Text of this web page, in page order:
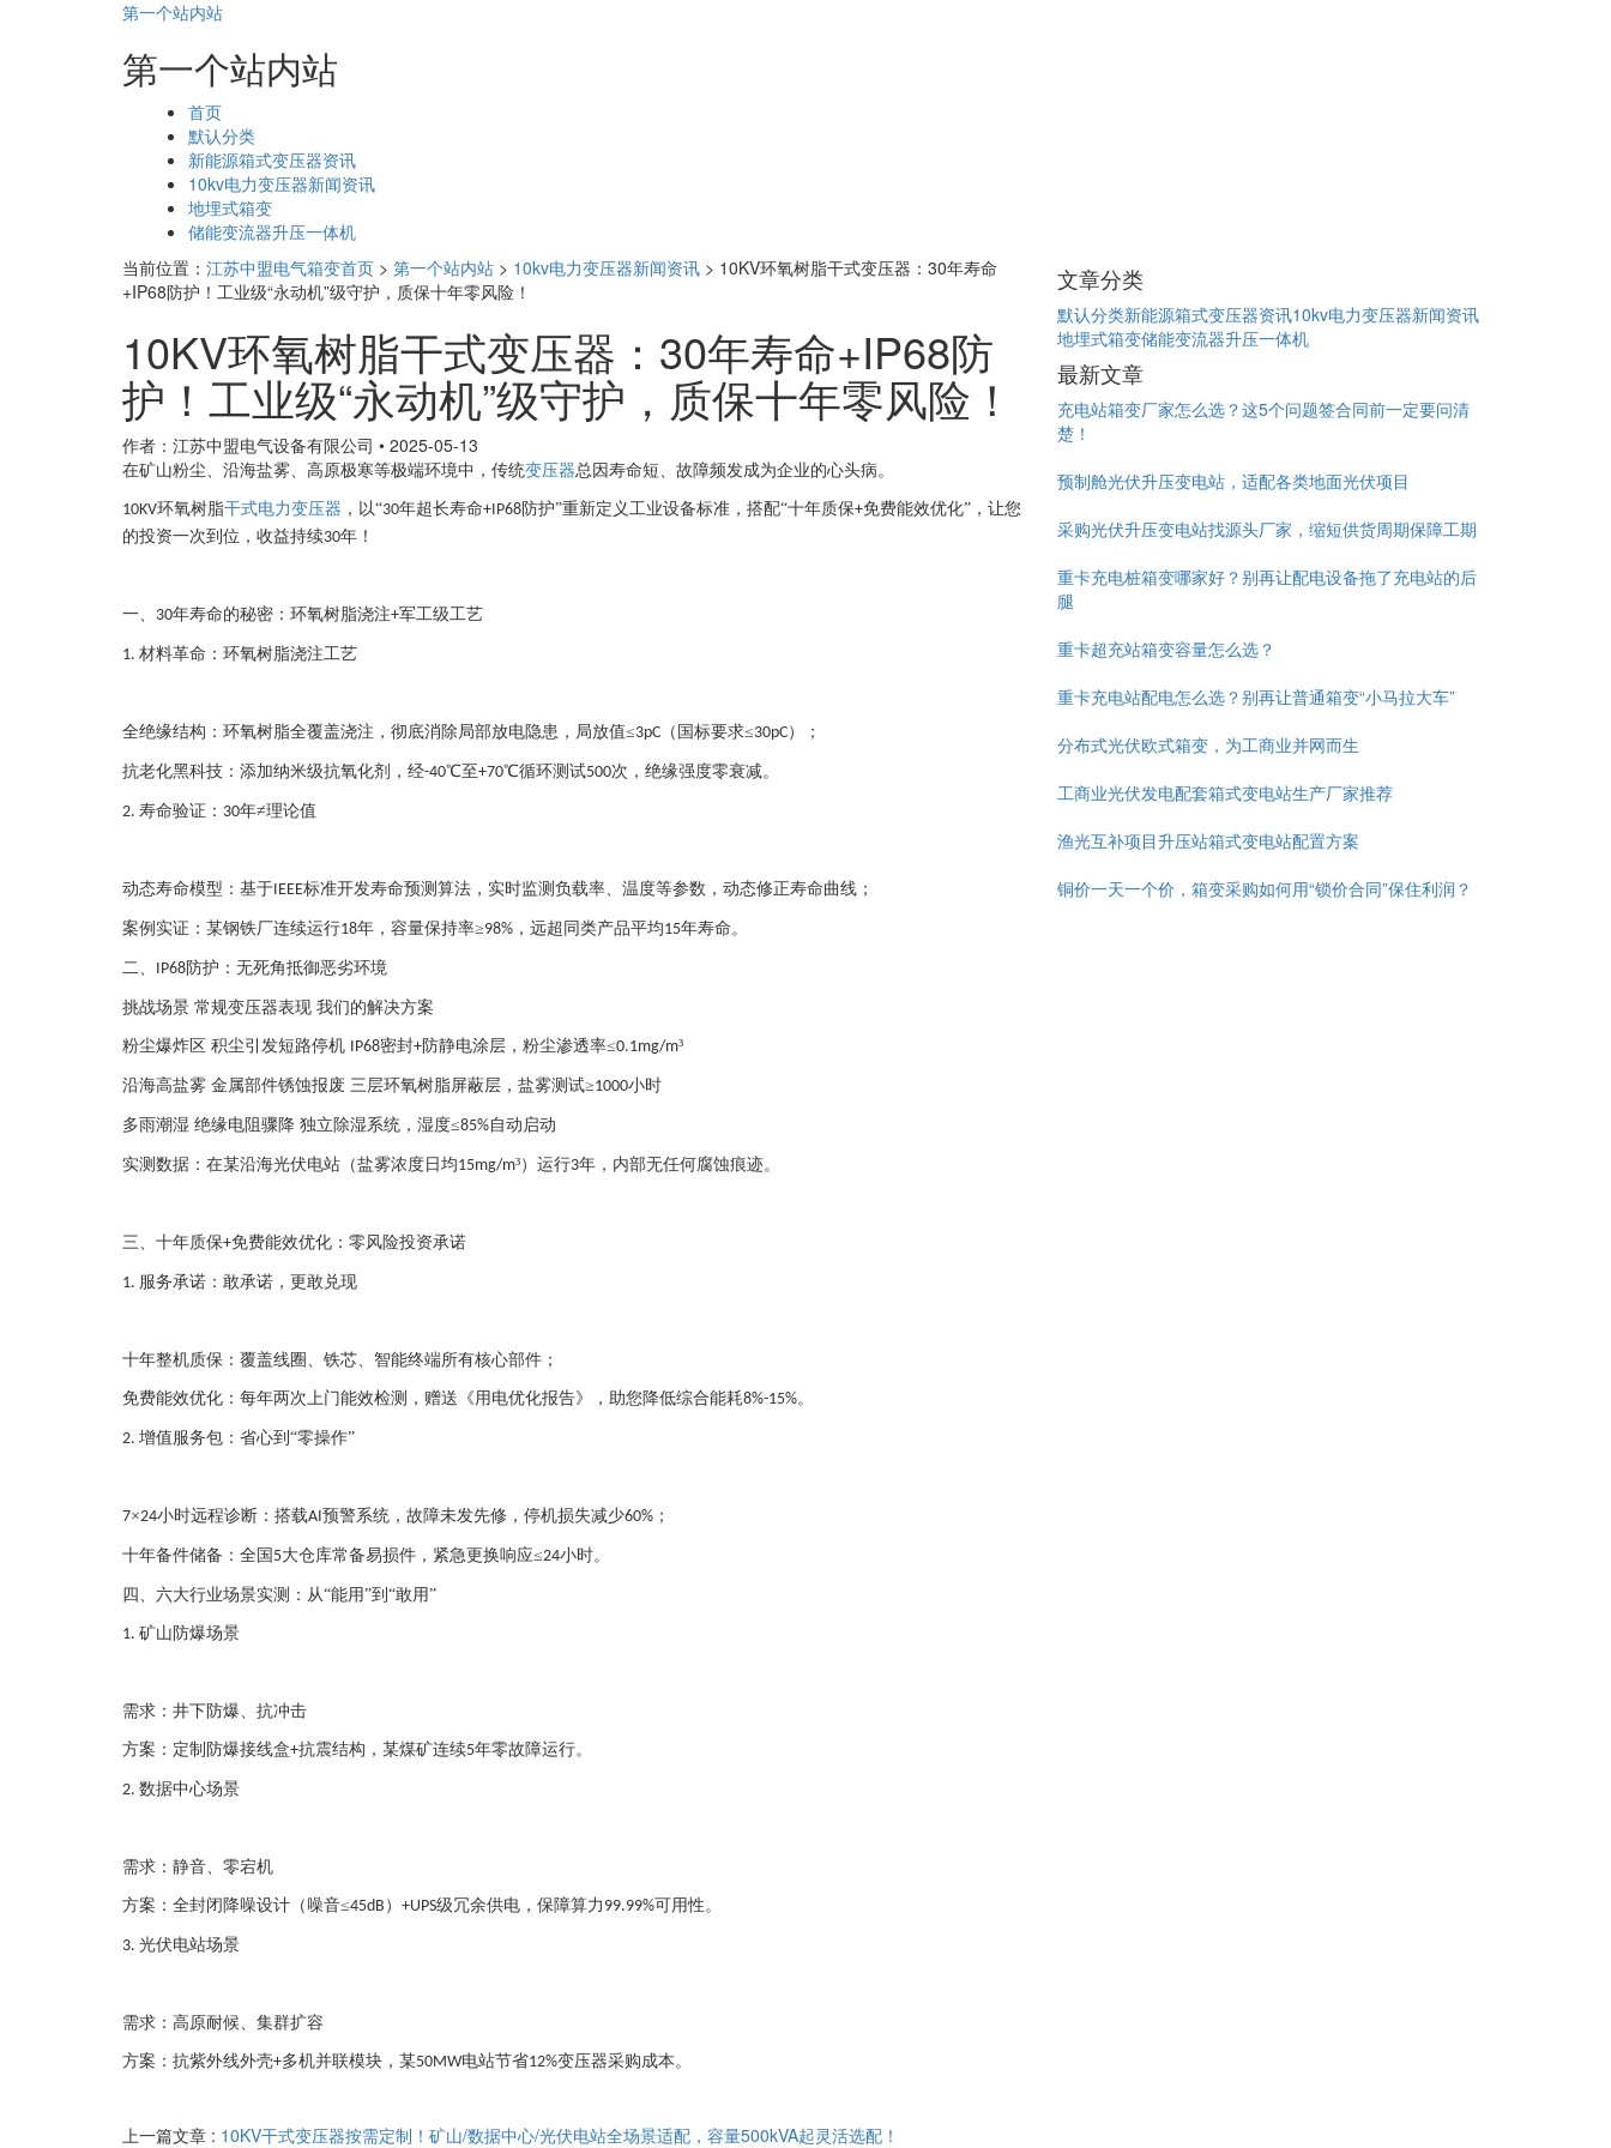
第一个站内站
第一个站内站
首页
默认分类
新能源箱式变压器资讯
10kv电力变压器新闻资讯
地埋式箱变
储能变流器升压一体机
当前位置： 江苏中盟电气箱变首页 > 第一个站内站 > 10kv电力变压器新闻资讯 > 10KV环氧树脂干式变压器：30年寿命
+IP68防护！工业级“永动机”级守护，质保十年零风险！​
10KV环氧树脂干式变压器：30年寿命+IP68防
护！工业级“永动机”级守护，质保十年零风险！​
作者：江苏中盟电气设备有限公司 • 2025-05-13
在矿山粉尘、沿海盐雾、高原极寒等极端环境中，传统变压器总因寿命短、故障频发成为企业的心头病。
10KV环氧树脂干式电力变压器 ，以“30年超长寿命+IP68防护”重新定义工业设备标准，搭配“十年质保+免费能效优化”，让您
的投资一次到位，收益持续30年！
一、 30年寿命的秘密：环氧树脂浇注+军工级工艺
1. 材料革命：环氧树脂浇注工艺
全绝缘结构：环氧树脂全覆盖浇注，彻底消除局部放电隐患，局放值≤3pC （国标要求≤30pC）；
抗老化黑科技：添加纳米级抗氧化剂，经-40℃至+70℃循环测试500次，绝缘强度零衰减。
2. 寿命验证： 30年≠理论值
动态寿命模型：基于IEEE标准开发寿命预测算法，实时监测负载率、温度等参数，动态修正寿命曲线；
案例实证：某钢铁厂连续运行18年，容量保持率≥98% ，远超同类产品平均15年寿命。
二、 IP68防护：无死角抵御恶劣环境
挑战场景 常规变压器表现 我们的解决方案
粉尘爆炸区 积尘引发短路停机 IP68密封+防静电涂层，粉尘渗透率≤0.1mg/m³
沿海高盐雾 金属部件锈蚀报废 三层环氧树脂屏蔽层，盐雾测试≥1000小时
多雨潮湿 绝缘电阻骤降 独立除湿系统，湿度≤85%自动启动
实测数据：在某沿海光伏电站（盐雾浓度日均15mg/m³）运行3年，内部无任何腐蚀痕迹。
三、十年质保+免费能效优化：零风险投资承诺
1. 服务承诺：敢承诺，更敢兑现
十年整机质保：覆盖线圈、铁芯、智能终端所有核心部件；
免费能效优化：每年两次上门能效检测，赠送《用电优化报告》，助您降低综合能耗8%-15%。
2. 增值服务包：省心到“零操作”
7×24小时远程诊断：搭载AI预警系统，故障未发先修，停机损失减少60% ；
十年备件储备：全国 5大仓库常备易损件，紧急更换响应≤24小时。
四、六大行业场景实测：从“能用”到“敢用”
1. 矿山防爆场景
需求：井下防爆、抗冲击
方案：定制防爆接线盒+抗震结构，某煤矿连续5年零故障运行。
2. 数据中心场景
需求：静音、零宕机
方案：全封闭降噪设计（噪音≤45dB ） +UPS级冗余供电，保障算力 99.99%可用性。
3. 光伏电站场景
需求：高原耐候、集群扩容
方案：抗紫外线外壳+多机并联模块，某50MW电站节省12%变压器采购成本。
上一篇文章 : 10KV干式变压器按需定制！矿山/数据中心/光伏电站全场景适配，容量500kVA起灵活选配！​
文章分类
默认分类新能源箱式变压器资讯10kv电力变压器新闻资讯
地埋式箱变储能变流器升压一体机
最新文章
充电站箱变厂家怎么选？这5个问题签合同前一定要问清
楚！
预制舱光伏升压变电站，适配各类地面光伏项目
采购光伏升压变电站找源头厂家，缩短供货周期保障工期
重卡充电桩箱变哪家好？别再让配电设备拖了充电站的后
腿
重卡超充站箱变容量怎么选？
重卡充电站配电怎么选？别再让普通箱变“小马拉大车”
分布式光伏欧式箱变，为工商业并网而生
工商业光伏发电配套箱式变电站生产厂家推荐
渔光互补项目升压站箱式变电站配置方案
铜价一天一个价，箱变采购如何用“锁价合同”保住利润？